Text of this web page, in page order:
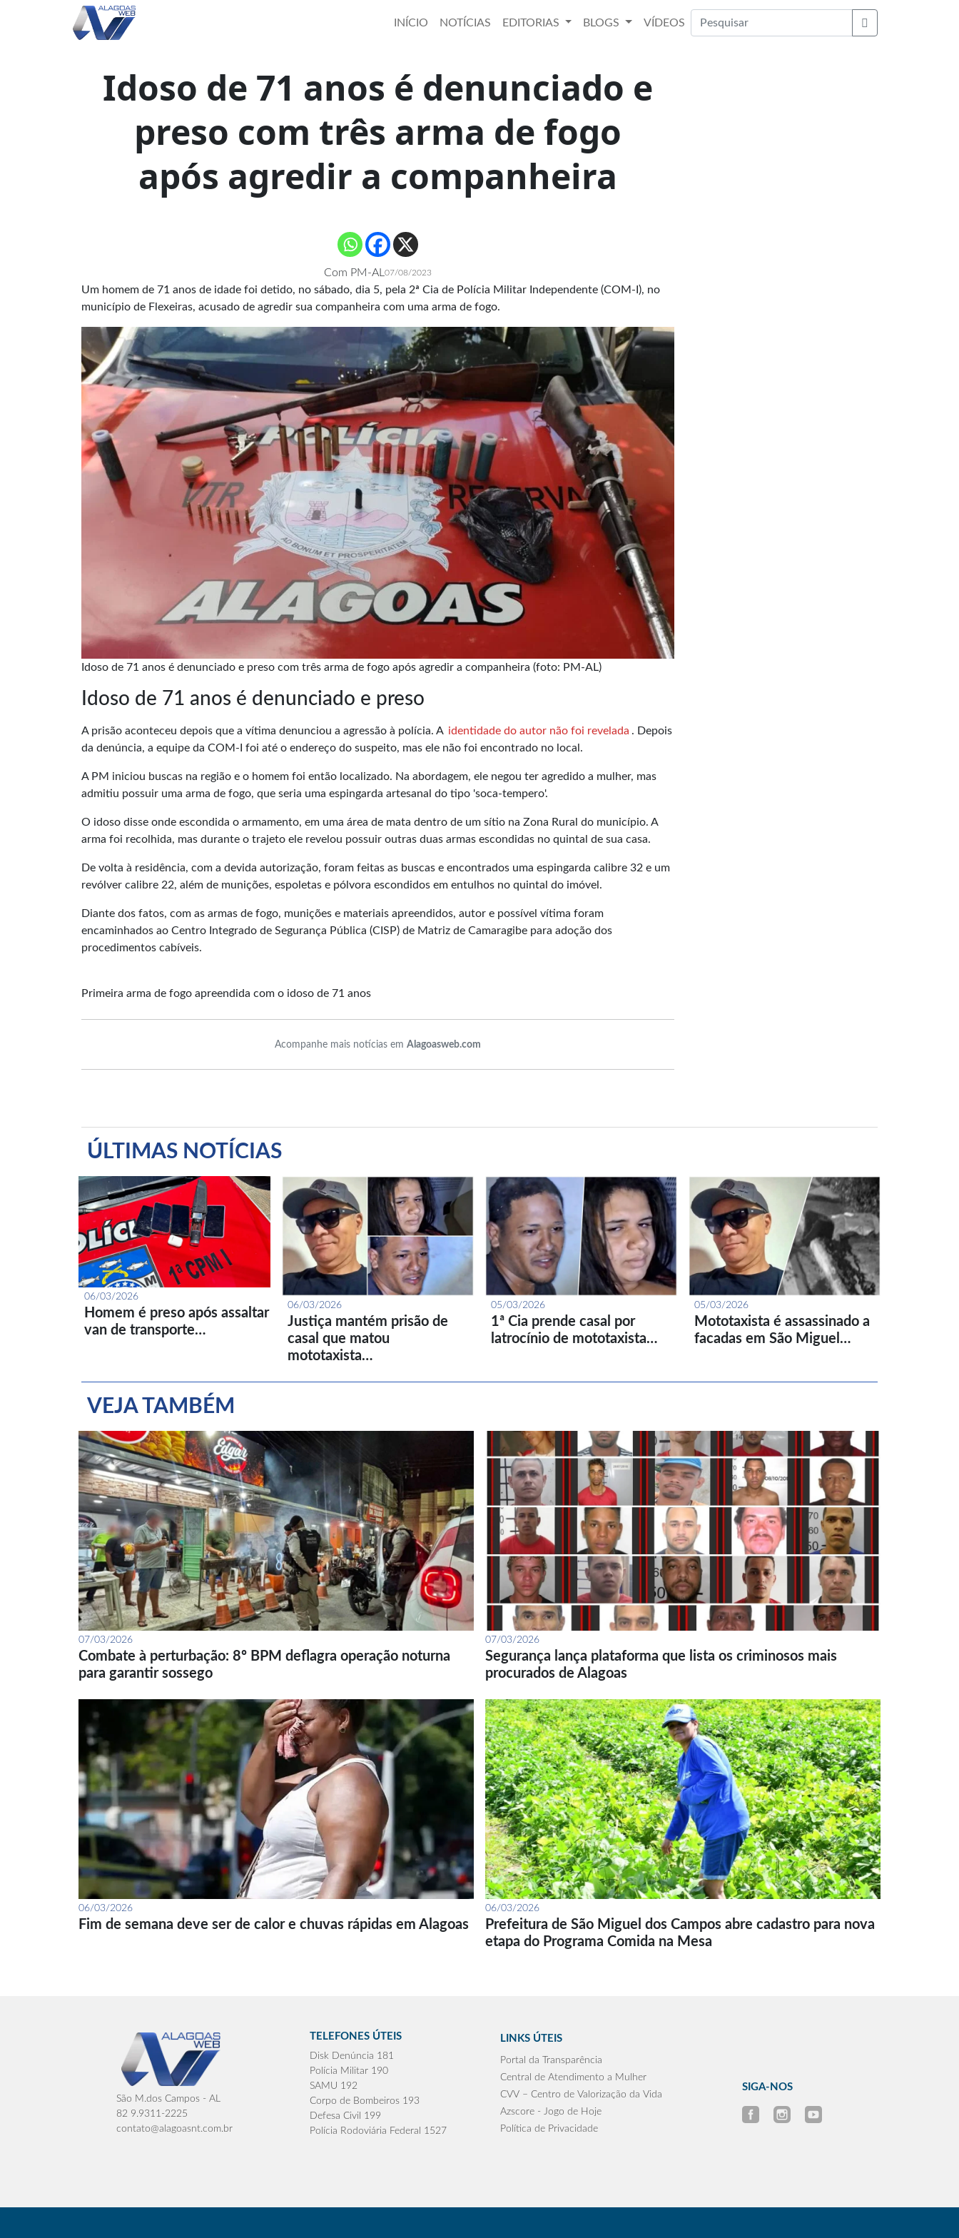
INÍCIO NOTÍCIAS EDITORIAS BLOGS
VÍDEOS
Buscar
Idoso de 71 anos é denunciado e
preso com três arma de fogo
após agredir a companheira
Com PM-AL 07/08/2023
Um homem de 71 anos de idade foi detido, no sábado, dia 5, pela 2ª Cia de Polícia Militar Independente (COM-I), no
município de Flexeiras, acusado de agredir sua companheira com uma arma de fogo.
Idoso de 71 anos é denunciado e preso com três arma de fogo após agredir a companheira (foto: PM-AL)
Idoso de 71 anos é denunciado e preso
A prisão aconteceu depois que a vítima denunciou a agressão à polícia. A identidade do autor não foi revelada . Depois
da denúncia, a equipe da COM-I foi até o endereço do suspeito, mas ele não foi encontrado no local.
A PM iniciou buscas na região e o homem foi então localizado. Na abordagem, ele negou ter agredido a mulher, mas
admitiu possuir uma arma de fogo, que seria uma espingarda artesanal do tipo 'soca-tempero'.
O idoso disse onde escondida o armamento, em uma área de mata dentro de um sítio na Zona Rural do município. A
arma foi recolhida, mas durante o trajeto ele revelou possuir outras duas armas escondidas no quintal de sua casa.
De volta à residência, com a devida autorização, foram feitas as buscas e encontrados uma espingarda calibre 32 e um
revólver calibre 22, além de munições, espoletas e pólvora escondidos em entulhos no quintal do imóvel.
Diante dos fatos, com as armas de fogo, munições e materiais apreendidos, autor e possível vítima foram
encaminhados ao Centro Integrado de Segurança Pública (CISP) de Matriz de Camaragibe para adoção dos
procedimentos cabíveis.
Primeira arma de fogo apreendida com o idoso de 71 anos
Acompanhe mais notícias em Alagoasweb.com
ÚLTIMAS NOTÍCIAS
06/03/2026
Homem é preso após assaltar
van de transporte…
06/03/2026
Justiça mantém prisão de
casal que matou
mototaxista…
05/03/2026
1ª Cia prende casal por
latrocínio de mototaxista…
05/03/2026
Mototaxista é assassinado a
facadas em São Miguel…
VEJA TAMBÉM
07/03/2026
Combate à perturbação: 8º BPM deflagra operação noturna
para garantir sossego
07/03/2026
Segurança lança plataforma que lista os criminosos mais
procurados de Alagoas
06/03/2026
Fim de semana deve ser de calor e chuvas rápidas em Alagoas
06/03/2026
Prefeitura de São Miguel dos Campos abre cadastro para nova
etapa do Programa Comida na Mesa
São M.dos Campos - AL
82 9.9311-2225
contato@alagoasnt.com.br
TELEFONES ÚTEIS
Disk Denúncia 181
Polícia Militar 190
SAMU 192
Corpo de Bombeiros 193
Defesa Civil 199
Polícia Rodoviária Federal 1527
LINKS ÚTEIS
Portal da Transparência
Central de Atendimento a Mulher
CVV – Centro de Valorização da Vida
Azscore - Jogo de Hoje
Política de Privacidade
SIGA-NOS